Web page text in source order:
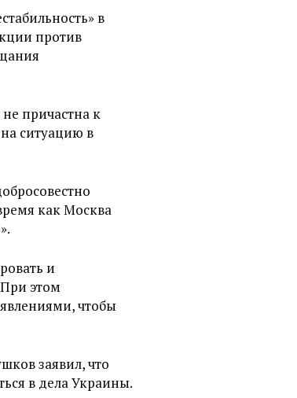
в
против
причастна к
ситуацию в
как Москва
и
этом
чтобы
заявил, что
в дела Украины.